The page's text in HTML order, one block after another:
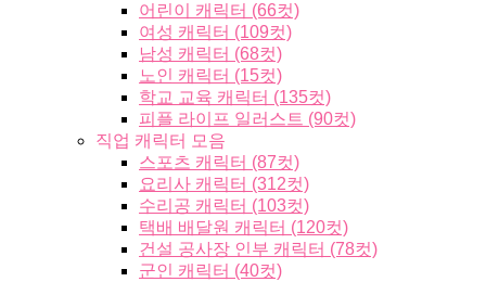
어린이 캐릭터 (66컷)
여성 캐릭터 (109컷)
남성 캐릭터 (68컷)
노인 캐릭터 (15컷)
학교 교육 캐릭터 (135컷)
피플 라이프 일러스트 (90컷)
직업 캐릭터 모음
스포츠 캐릭터 (87컷)
요리사 캐릭터 (312컷)
수리공 캐릭터 (103컷)
택배 배달원 캐릭터 (120컷)
건설 공사장 인부 캐릭터 (78컷)
군인 캐릭터 (40컷)